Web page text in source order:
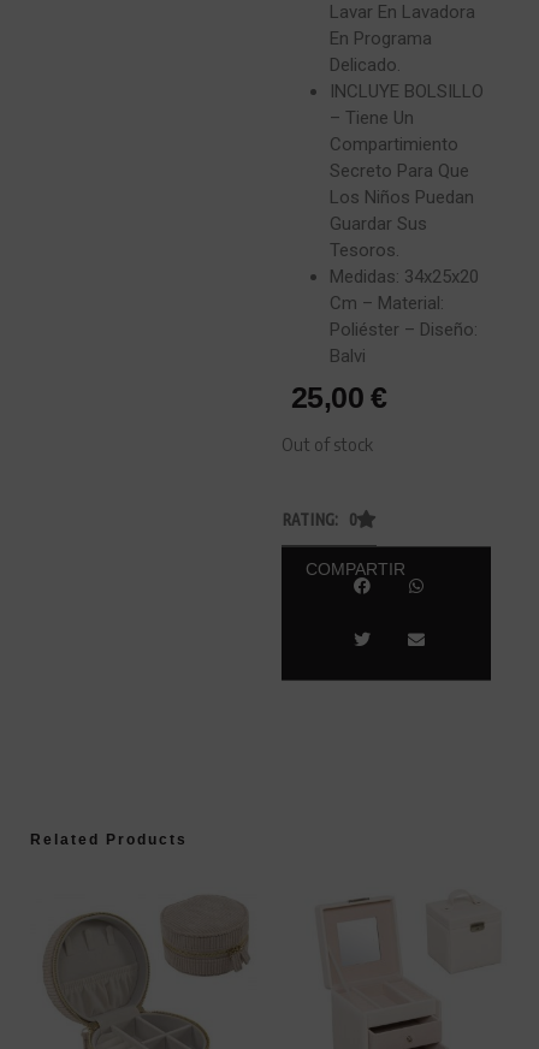
Lavar En Lavadora
En Programa
Delicado.
INCLUYE BOLSILLO
– Tiene Un
Compartimiento
Secreto Para Que
Los Niños Puedan
Guardar Sus
Tesoros.
Medidas: 34x25x20
Cm – Material:
Poliéster – Diseño:
Balvi
25,00€
Out of stock
RATING: 0
COMPARTIR
Related Products